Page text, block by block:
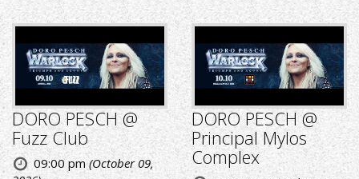
DORO PESCH @
Fuzz Club
09:00 pm(October 09,
DORO PESCH @
Principal Mylos
Complex